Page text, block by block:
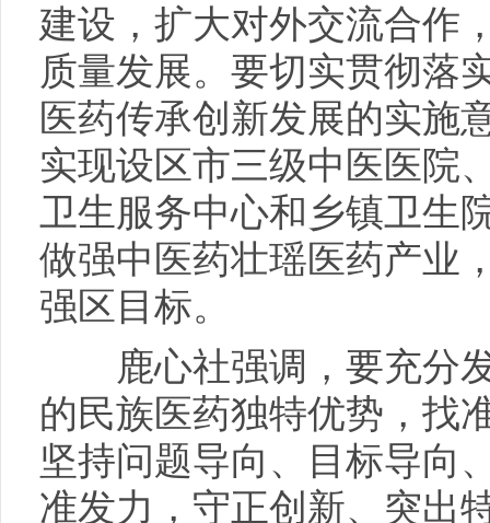
建设，扩大对外交流合作
质量发展。要切实贯彻落
医药传承创新发展的实施
实现设区市三级中医医院
卫生服务中心和乡镇卫生
做强中医药壮瑶医药产业
强区目标。
鹿心社强调，要充分发
的民族医药独特优势，找
坚持问题导向、目标导向
准发力，守正创新、突出